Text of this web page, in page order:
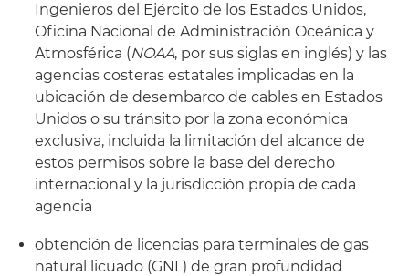
Ingenieros del Ejército de los Estados Unidos,
Oficina Nacional de Administración Oceánica y
Atmosférica (NOAA, por sus siglas en inglés) y las
agencias costeras estatales implicadas en la
ubicación de desembarco de cables en Estados
Unidos o su tránsito por la zona económica
exclusiva, incluida la limitación del alcance de
estos permisos sobre la base del derecho
internacional y la jurisdicción propia de cada
agencia
obtención de licencias para terminales de gas
natural licuado (GNL) de gran profundidad